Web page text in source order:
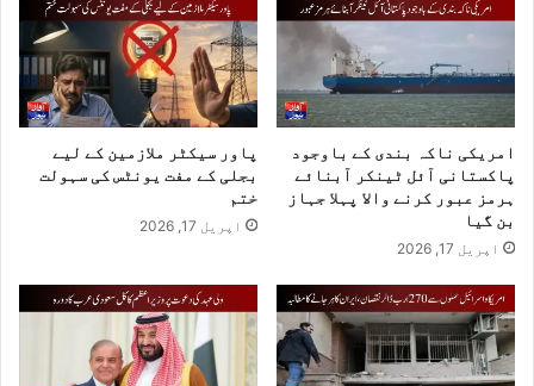
امریکی ناکہ بندی کے باوجود
پاکستانی آئل ٹینکر آبنائے
ہرمز عبور کرنے والا پہلا جہاز
بن گیا
اپریل 17, 2026
پاور سیکٹر ملازمین کے لیے
بجلی کے مفت یونٹس کی سہولت
ختم
اپریل 17, 2026